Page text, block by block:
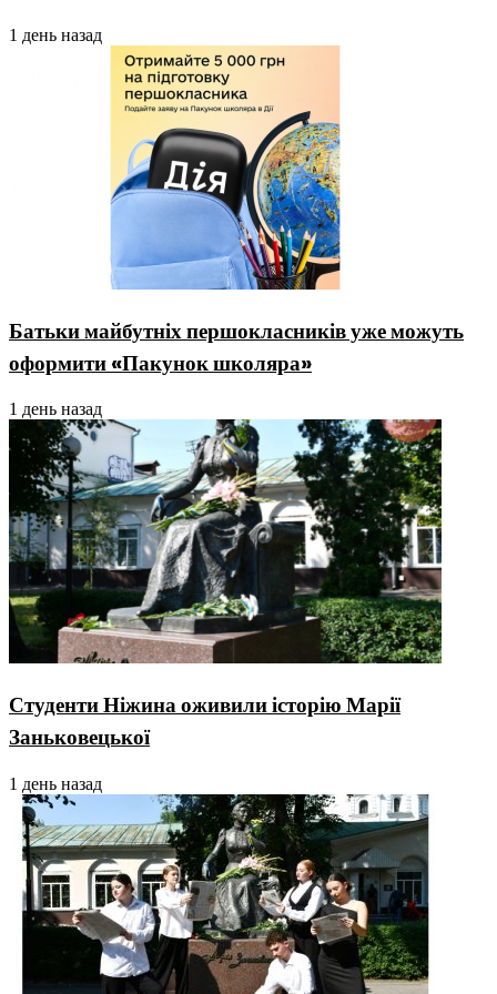
1 день назад
Батьки майбутніх першокласників уже можуть
оформити «Пакунок школяра»
1 день назад
Студенти Ніжина оживили історію Марії
Заньковецької
1 день назад